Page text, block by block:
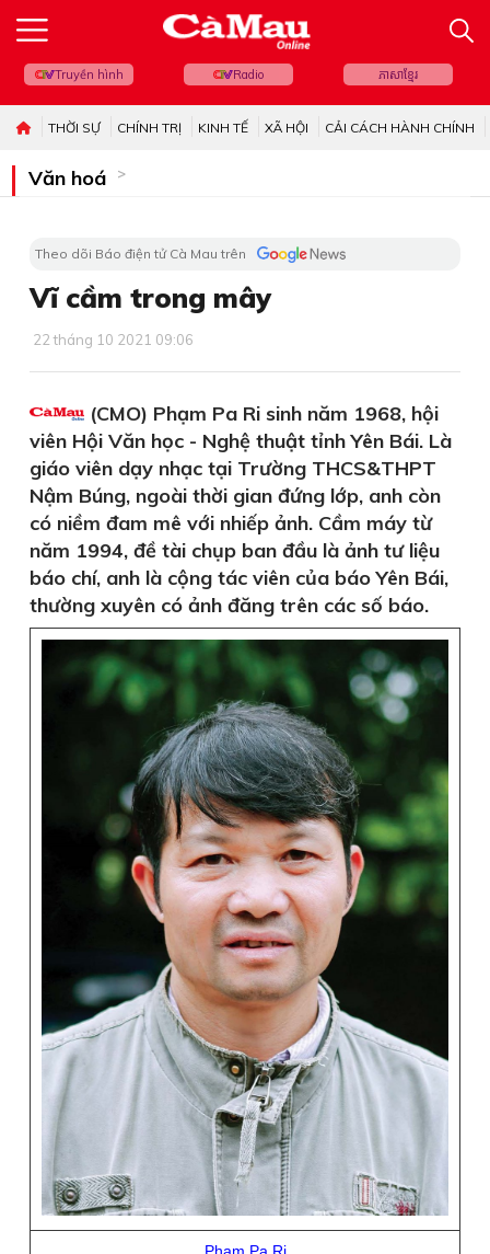
Truyền hình Radio ភាសាខ្មែរ
THỜI SỰ CHÍNH TRỊ KINH TẾ XÃ HỘI CẢI CÁCH HÀNH CHÍNH
Văn hoá
Theo dõi Báo điện tử Cà Mau trên
Vĩ cầm trong mây
22 tháng 10 2021 09:06
(CMO) Phạm Pa Ri sinh năm 1968, hội
viên Hội Văn học - Nghệ thuật tỉnh Yên Bái. Là
giáo viên dạy nhạc tại Trường THCS&THPT
Nậm Búng, ngoài thời gian đứng lớp, anh còn
có niềm đam mê với nhiếp ảnh. Cầm máy từ
năm 1994, đề tài chụp ban đầu là ảnh tư liệu
báo chí, anh là cộng tác viên của báo Yên Bái,
thường xuyên có ảnh đăng trên các số báo.